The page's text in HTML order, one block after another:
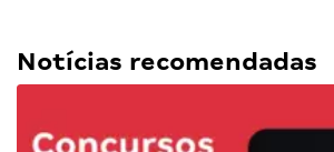
Notícias recomendadas